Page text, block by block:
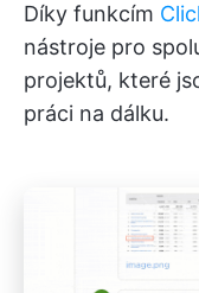
Díky funkcím
nástroje pro
projektů, které
práci na dálku.